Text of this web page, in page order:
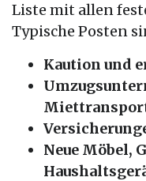
Liste mit allen
Typische Posten
Kaution und
Neue Möbel,